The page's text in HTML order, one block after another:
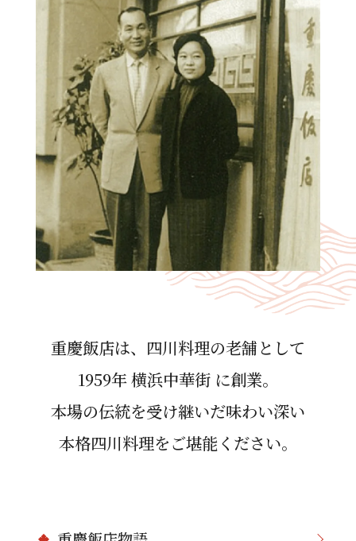
重慶飯店は、四川料理の⽼舗として
1959年 横浜中華街 に創業。
本場の伝統を受け継いだ味わい深い
本格四川料理をご堪能ください。